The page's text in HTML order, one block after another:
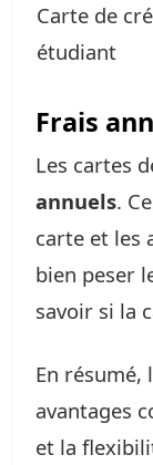
Carte de
étudiant
Frais
Les cartes
annuels.
carte et les
bien peser
savoir si la
En résumé,
avantages
et la